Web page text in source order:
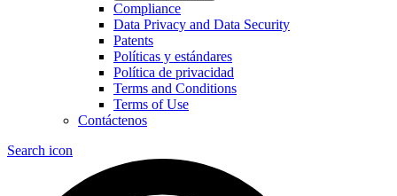
Compliance
Data Privacy and Data Security
Patents
Políticas y estándares
Política de privacidad
Terms and Conditions
Terms of Use
Contáctenos
Search icon